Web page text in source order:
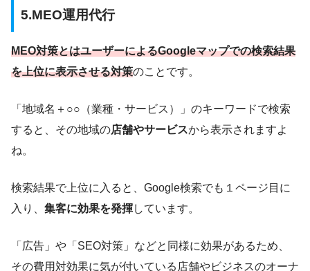
5.MEO運用代行
MEO対策とはユーザーによるGoogleマップでの検索結果
を上位に表示させる対策のことです。
「地域名＋○○（業種・サービス）」のキーワードで検索
すると、その地域の店舗やサービスから表示されますよ
ね。
検索結果で上位に入ると、Google検索でも１ページ目に
入り、 集客に効果を発揮しています。
「広告」や「SEO対策」などと同様に効果があるため、
その費用対効果に気が付いている店舗やビジネスのオーナ